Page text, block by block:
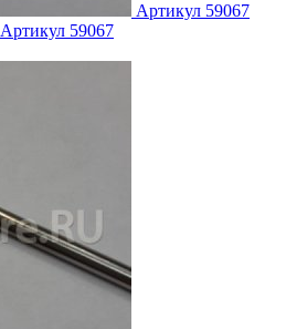
Артикул 59067
Артикул 59067